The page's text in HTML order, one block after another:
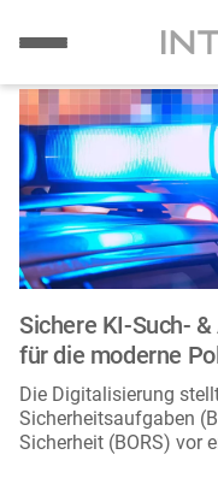
zum
Inhalt
Bild
Sichere KI-Such-
für die moderne
Die Digitalisierung
Sicherheitsaufgaben
Sicherheit (BORS) vor